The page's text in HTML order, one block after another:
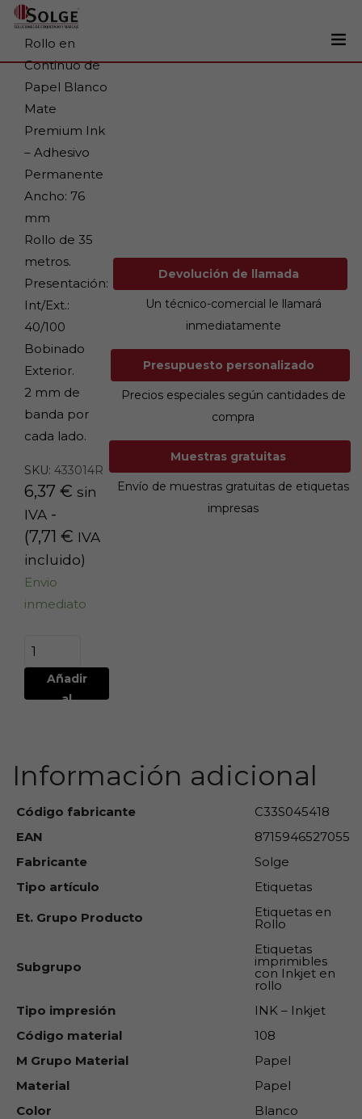
Soluciones
Impresoras
Etiquetas
Tintas
Marcaje
Servicios
+34 93 241 22 21
Rollo en
Continuo de
Papel Blanco
Mate
Premium Ink
– Adhesivo
Permanente
Ancho: 76
mm
Rollo de 35
metros.
Presentación:
Int/Ext.:
40/100
Bobinado
Exterior.
2 mm de
banda por
cada lado.
SKU: 433014R
6,37 € sin
IVA -
(7,71 € IVA
incluido)
Envio
inmediato
Añadir
al
Devolución de llamada
Un técnico-comercial le llamará
inmediatamente
Presupuesto personalizado
Precios especiales según cantidades de
compra
Muestras gratuitas
Envío de muestras gratuitas de etiquetas
impresas
Información adicional
Código fabricante
C33S045418
EAN
8715946527055
Fabricante
Solge
Tipo artículo
Etiquetas
Et. Grupo Producto
Etiquetas en
Rollo
Subgrupo
Etiquetas
imprimibles
con Inkjet en
rollo
Tipo impresión
INK – Inkjet
Código material
108
M Grupo Material
Papel
Material
Papel
Color
Blanco